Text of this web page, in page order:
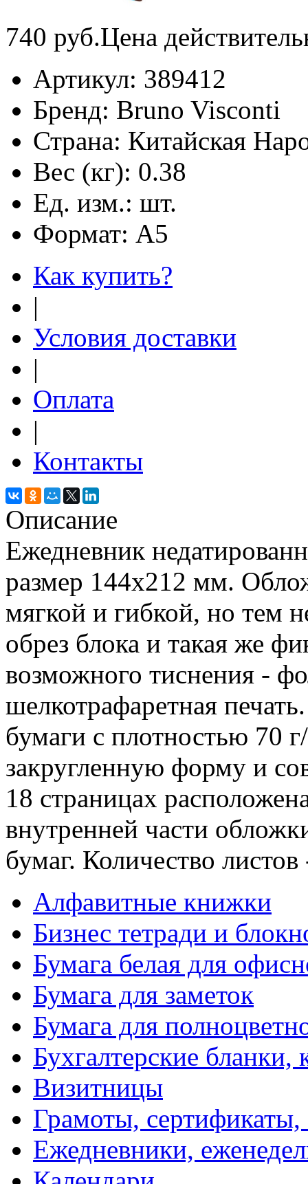
740 руб.Цена
Артикул: 389412
Бренд: Bruno Visconti
Страна: Китайская
Вес (кг): 0.38
Ед. изм.: шт.
Формат: А5
Как купить?
|
Условия доставки
|
Оплата
|
Контакты
Описание
Ежедневник
размер 144x212 мм.
мягкой и гибкой, но тем
обрез блока и такая же
возможного тиснения -
шелкотрафаретная
бумаги с плотностью 70
закругленную форму и
18 страницах
внутренней части
бумаг. Количество
Алфавитные книжки
Бизнес тетради и
Бумага белая для
Бумага для заметок
Бумага для
Бухгалтерские бланки,
Визитницы
Грамоты,
Ежедневники,